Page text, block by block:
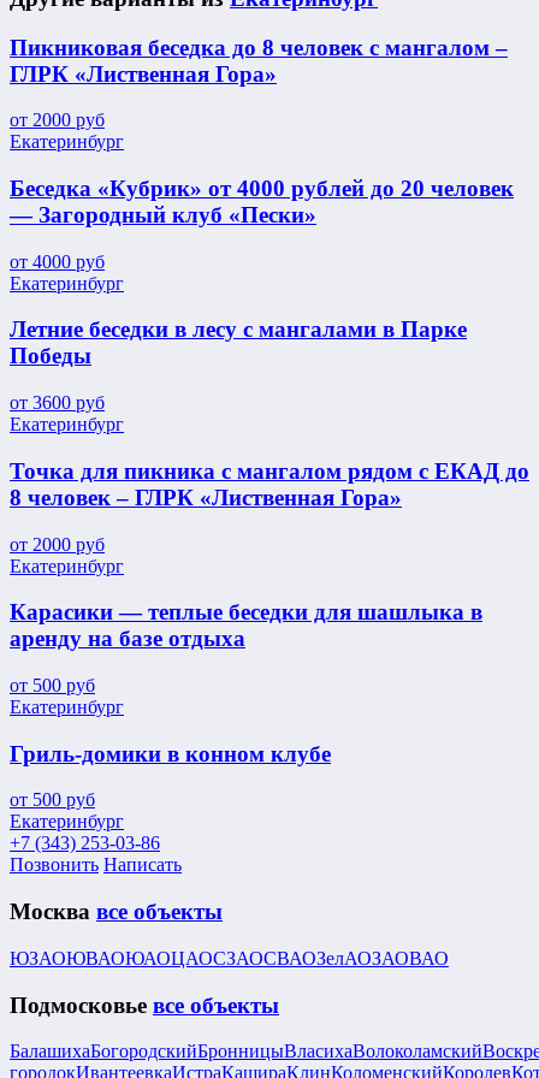
Пикниковая беседка до 8 человек с мангалом –
ГЛРК «Лиственная Гора»
от 2000 руб
Екатеринбург
Беседка «Кубрик» от 4000 рублей до 20 человек
— Загородный клуб «Пески»
от 4000 руб
Екатеринбург
Летние беседки в лесу с мангалами в Парке
Победы
от 3600 руб
Екатеринбург
Точка для пикника с мангалом рядом с ЕКАД до
8 человек – ГЛРК «Лиственная Гора»
от 2000 руб
Екатеринбург
Карасики — теплые беседки для шашлыка в
аренду на базе отдыха
от 500 руб
Екатеринбург
Гриль-домики в конном клубе
от 500 руб
Екатеринбург
+7 (343) 253-03-86
Позвонить Написать
Москва все объекты
ЮЗАОЮВАОЮАОЦАОСЗАОСВАОЗелАОЗАОВАО
Подмосковье все объекты
БалашихаБогородскийБронницыВласихаВолоколамский
городокИвантеевкаИстраКашираКлинКоломенскийКоролев